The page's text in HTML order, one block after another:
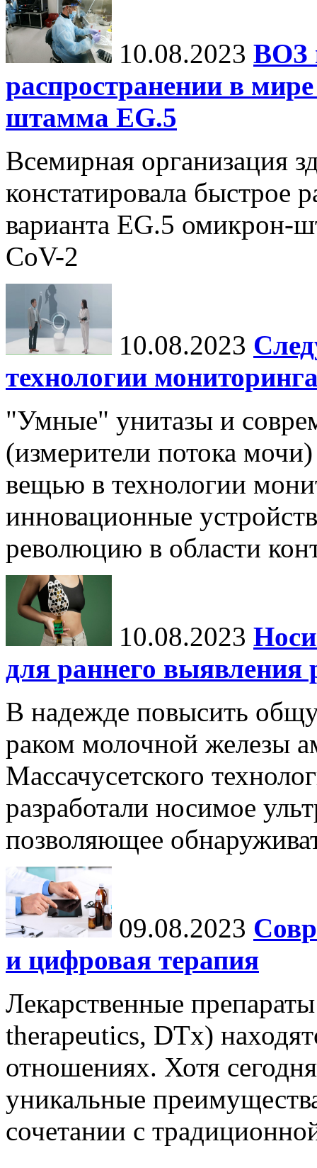
10.08.2023 ВОЗ
распространении в
штамма EG.5
Всемирная организация
констатировала быстрое
варианта EG.5 омикрон-
CoV-2
10.08.2023
технологии
"Умные" унитазы и
(измерители потока
вещью в технологии
инновационные
революцию в области
10.08.2023
для раннего выявления
В надежде повысить
раком молочной железы
Массачусетского
разработали носимое
позволяющее
09.08.2023
и цифровая терапия
Лекарственные
therapeutics, DTx)
отношениях. Хотя
уникальные
сочетании с